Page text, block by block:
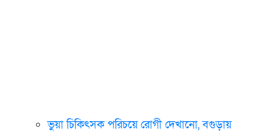
ভুয়া চিকিৎসক পরিচয়ে রোগী দেখানো, বগুড়ায়